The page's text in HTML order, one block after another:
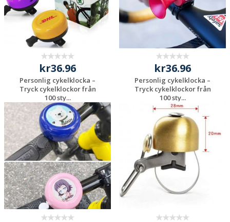
kr36.96
Personlig cykelklocka –
Tryck cykelklockor från
100 sty...
Begär en
kostnadsfri offert
kr36.96
Personlig cykelklocka –
Tryck cykelklockor från
100 sty...
Begär en
kostnadsfri offert